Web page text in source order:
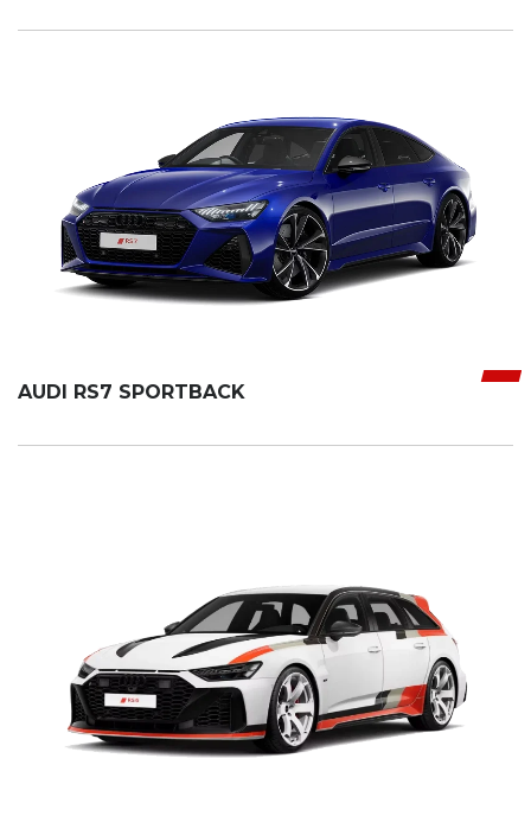
AUDI RS7 SPORTBACK